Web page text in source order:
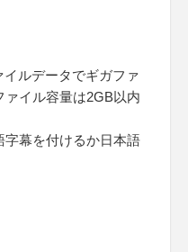
ルデータでギガファ
イル容量は2GB以内
幕を付けるか日本語